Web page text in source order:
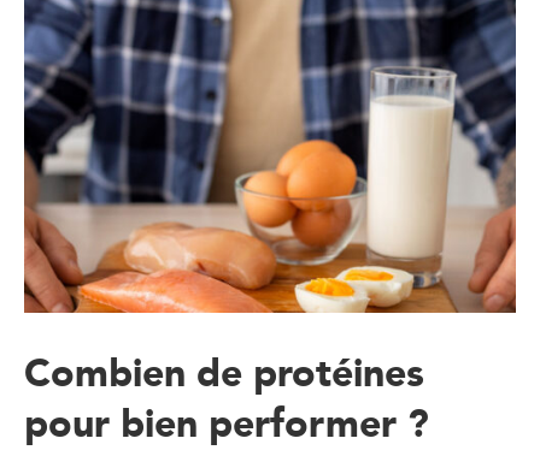
Combien de protéines
pour bien performer ?